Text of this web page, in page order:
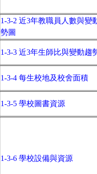
1-3-2 近3年教職員人數與變
勢圖
1-3-3 近3年生師比與變動趨
1-3-4 每生校地及校舍面積
1-3-5 學校圖書資源
1-3-6 學校設備與資源